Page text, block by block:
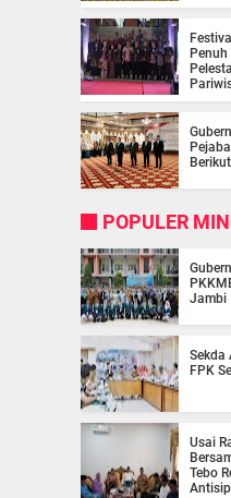
POPULER
Jambi
Sekda
FPK
Usai
Tebo